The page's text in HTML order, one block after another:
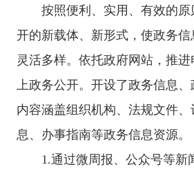
按照便利、实用、有效的
开的新载体、新形式，使政务
灵活多样。依托政府网站，推
上政务公开。开设了政务信息、
内容涵盖组织机构、法规文件
息、办事指南等政务信息资源。
1.通过微周报、公众号等新